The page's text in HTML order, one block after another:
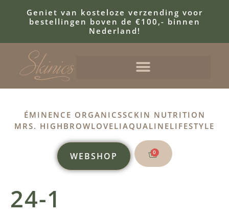
Geniet van kosteloze verzending voor
bestellingen boven de €100,- binnen
Nederland!
ÉMINENCE ORGANICSSCKIN NUTRITION
MRS. HIGHBROWLOVELIAQUALINELIFESTYLE
WEBSHOP 0
24-1